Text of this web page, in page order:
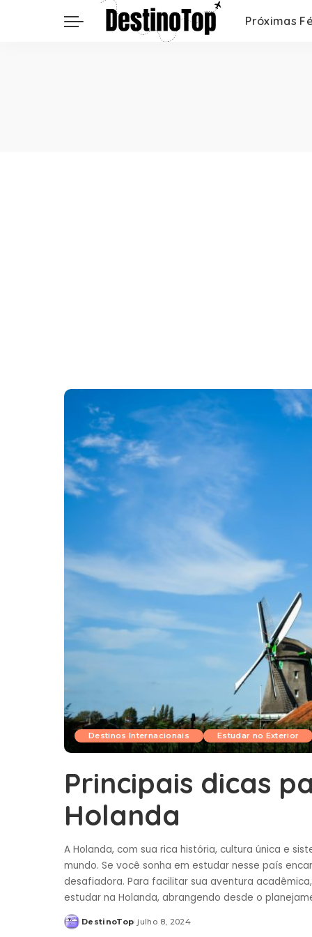
Próximas
Destinos Internacionais Estudar no Exterior
Principais dicas
Holanda
A Holanda, com sua rica história, cultura única e
mundo. Se você sonha em estudar nesse país
desafiadora. Para facilitar sua aventura
estudar na Holanda, abrangendo desde o
Posted
DestinoTop julho 8, 2024